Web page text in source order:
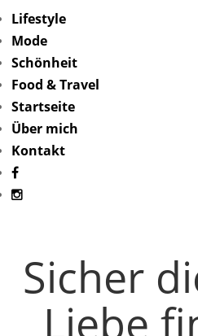
Lifestyle
Mode
Schönheit
Food & Travel
Startseite
Über mich
Kontakt
Sicher
Liebe